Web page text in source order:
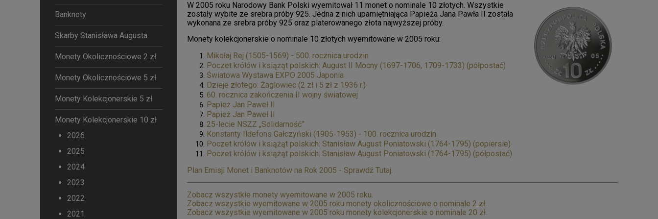
Banknoty
Skarby Stanisława Augusta
Monety Okolicznościowe 2 zł
Monety Okolicznościowe 5 zł
Monety Kolekcjonerskie 5 zł
Monety Kolekcjonerskie 10 zł
2026
2025
2024
2023
2022
2021
W 2005 roku Narodowy Bank Polski wyemitował 11 monet o nominale 10 złotych. Wszystkie
zostały wybite ze srebra próby 925. Jedna z nich upamiętniająca Papieża Jana Pawła II została
wykonana ze srebra próby 925 oraz platerowanego złota najwyższej próby.
Monety kolekcjonerskie o nominale 10 złotych wyemitowane w 2005 roku:
Mikołaj Rej (1505-1569) - 500. rocznica urodzin
Poczet królów i książąt polskich: August II Mocny (1697-1706, 1709-1733) (półpostać)
Światowa Wystawa EXPO 2005 Japonia
Dzieje złotego: Żaglowiec (2 zł i 5 zł z 1936 r.)
60. rocznica zakończenia II wojny światowej
Papież Jan Paweł II
Papież Jan Paweł II
25-lecie NSZZ „Solidarność”
Konstanty Ildefons Gałczyński (1905-1953) - 100. rocznica urodzin
Poczet królów i książąt polskich: Stanisław August Poniatowski (1764-1795) (popiersie)
Poczet królów i książąt polskich: Stanisław August Poniatowski (1764-1795) (półpostać)
Plan Emisji Monet i Banknotów na Rok 2005 - Sprawdź Tutaj.
Zobacz wszystkie monety wyemitowane w 2005 roku.
Zobacz wszystkie wyemitowane w 2005 roku monety okolicznościowe o nominale 2 zł.
Zobacz wszystkie wyemitowane w 2005 roku monety kolekcjonerskie o nominale 20 zł.